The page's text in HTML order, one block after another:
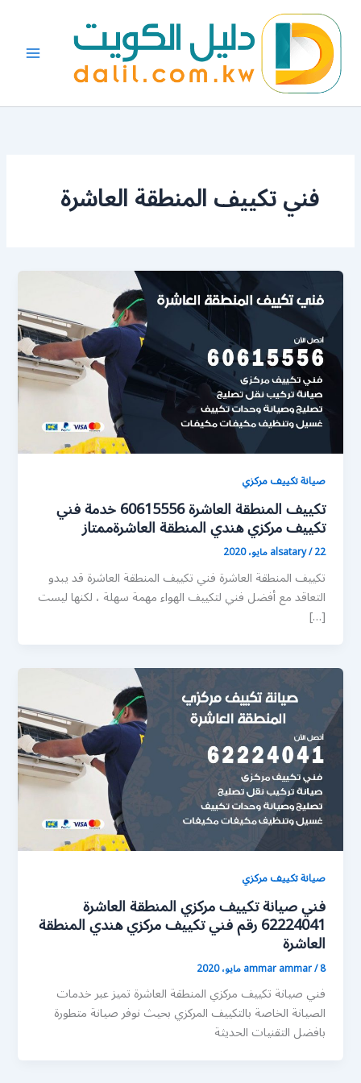
المحتوى
فني تكييف المنطقة العاشرة
صيانة تكييف مركزي
تكييف المنطقة العاشرة 60615556 خدمة فني
تكييف مركزي هندي المنطقة العاشرةممتاز
alsatary/22 مايو، 2020
تكييف المنطقة العاشرة فني تكييف المنطقة العاشرة قد يبدو
التعاقد مع أفضل فني لتكييف الهواء مهمة سهلة ، لكنها ليست
[…]
صيانة تكييف مركزي
فني صيانة تكييف مركزي المنطقة العاشرة
62224041 رقم فني تكييف مركزي هندي المنطقة
العاشرة
ammar ammar/8 مايو، 2020
فني صيانة تكييف مركزي المنطقة العاشرة تميز عبر خدمات
الصيانة الخاصة بالتكييف المركزي بحيث نوفر صيانة متطورة
بافضل التقنيات الحديثة